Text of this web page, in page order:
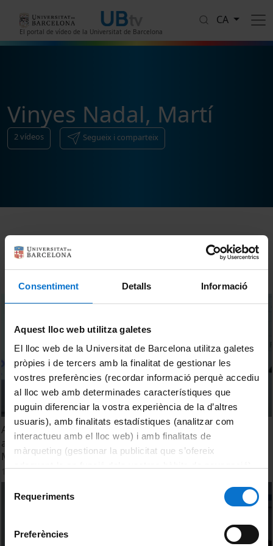
Consentiment Detalls Informació
Aquest lloc web utilitza galetes
El lloc web de la Universitat de Barcelona utilitza galetes
pròpies i de tercers amb la finalitat de gestionar les
vostres preferències (recordar informació perquè accediu
al lloc web amb determinades característiques que
puguin diferenciar la vostra experiència de la d’altres
usuaris), amb finalitats estadístiques (analitzar com
interactueu amb el lloc web) i amb finalitats de
màrqueting (gestionar la publicitat que s’ofereix
consultar laPolítica de galetes del lloc web de la
Selecció
Requeriments
Preferències
El portal de vídeo de la Universitat de Barcelona
CA
Vinyes Nadal, Martí
2vídeos Segueix i comparteix
Ordenar
Assessing pesticide contamination and natural
attenuation in a polluted aquifer using isotopic tools.
Martí Vinyes Nadal
15 juny, 2022